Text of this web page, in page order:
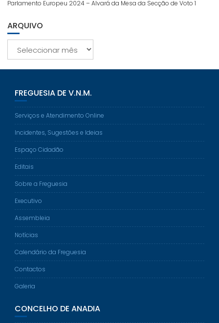
Parlamento Europeu 2024 – Alvará da Mesa da Secção de Voto 1
ARQUIVO
FREGUESIA DE V.N.M.
Serviços e Atendimento Online
Incidentes, Sugestões e Ideias
Espaço Cidadão
Editais
Sobre a Freguesia
Executivo
Assembleia
Notícias
Calendário da Freguesia
Contactos
Galeria
CONCELHO DE ANADIA